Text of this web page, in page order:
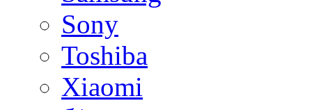
Sony
Toshiba
Xiaomi